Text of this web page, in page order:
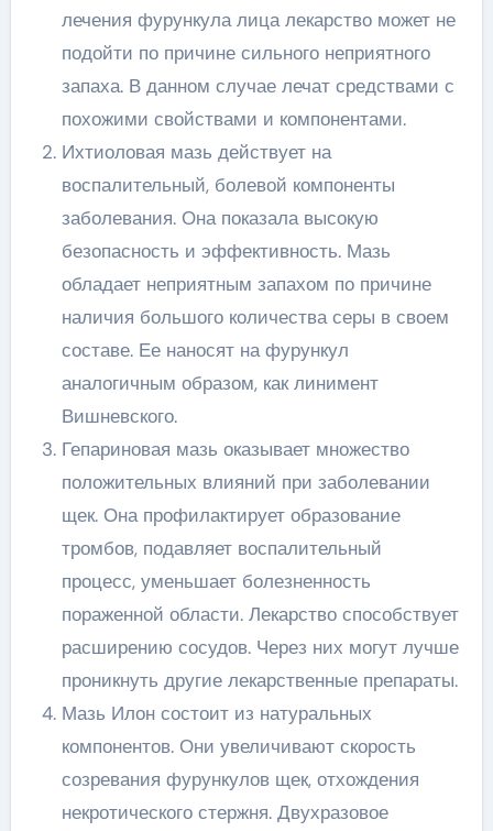
лечения фурункула лица лекарство может не
подойти по причине сильного неприятного
запаха. В данном случае лечат средствами с
похожими свойствами и компонентами.
Ихтиоловая мазь действует на
воспалительный, болевой компоненты
заболевания. Она показала высокую
безопасность и эффективность. Мазь
обладает неприятным запахом по причине
наличия большого количества серы в своем
составе. Ее наносят на фурункул
аналогичным образом, как линимент
Вишневского.
Гепариновая мазь оказывает множество
положительных влияний при заболевании
щек. Она профилактирует образование
тромбов, подавляет воспалительный
процесс, уменьшает болезненность
пораженной области. Лекарство способствует
расширению сосудов. Через них могут лучше
проникнуть другие лекарственные препараты.
Мазь Илон состоит из натуральных
компонентов. Они увеличивают скорость
созревания фурункулов щек, отхождения
некротического стержня. Двухразовое